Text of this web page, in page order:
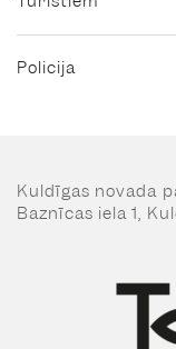
Policija
Kuldīgas novada
Baznīcas iela 1,